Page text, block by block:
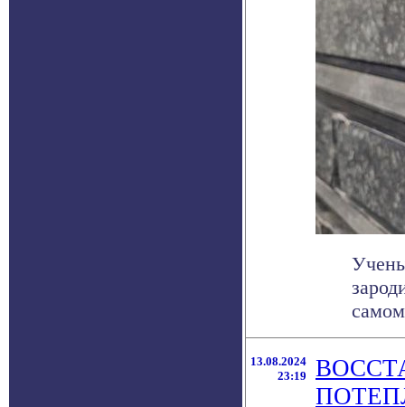
13.08.2024
23:19